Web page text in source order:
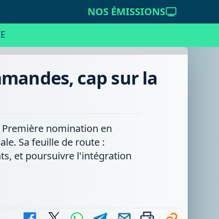
NOS ÉMISSIONS
cap sur la
nomination en
Sa feuille de route :
et poursuivre l'intégration